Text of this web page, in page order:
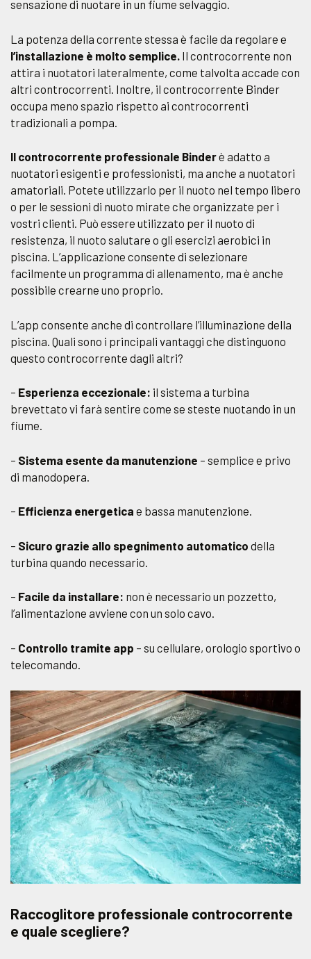
sensazione di nuotare in un fiume selvaggio.
La potenza della corrente stessa è facile da regolare e
l’installazione è molto semplice. Il controcorrente non
attira i nuotatori lateralmente, come talvolta accade con
altri controcorrenti. Inoltre, il controcorrente Binder
occupa meno spazio rispetto ai controcorrenti
tradizionali a pompa.
Il controcorrente professionale Binderè adatto a
nuotatori esigenti e professionisti, ma anche a nuotatori
amatoriali. Potete utilizzarlo per il nuoto nel tempo libero
o per le sessioni di nuoto mirate che organizzate per i
vostri clienti. Può essere utilizzato per il nuoto di
resistenza, il nuoto salutare o gli esercizi aerobici in
piscina. L’applicazione consente di selezionare
facilmente un programma di allenamento, ma è anche
possibile crearne uno proprio.
L’app consente anche di controllare l’illuminazione della
piscina. Quali sono i principali vantaggi che distinguono
questo controcorrente dagli altri?
– Esperienza eccezionale: il sistema a turbina
brevettato vi farà sentire come se steste nuotando in un
fiume.
– Sistema esente da manutenzione – semplice e privo
di manodopera.
– Efficienza energetica e bassa manutenzione.
– Sicuro grazie allo spegnimento automatico della
turbina quando necessario.
– Facile da installare: non è necessario un pozzetto,
l’alimentazione avviene con un solo cavo.
– Controllo tramite app – su cellulare, orologio sportivo o
telecomando.
Raccoglitore professionale controcorrente
e quale scegliere?